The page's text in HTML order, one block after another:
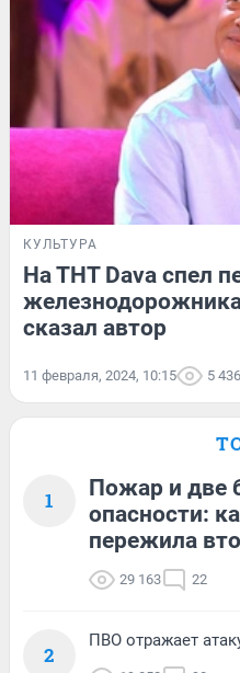
КУЛЬТУРА
На ТНТ Dava спел
сказал автор
11 февраля, 2024, 10:15 5 436
1
Пожар и две
опасности:
пережила
29 163 22
2
ПВО отражает